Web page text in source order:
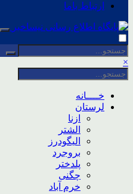
ارتباط باما
×
خــــانه
لرستان
ازنا
الشتر
الیگودرز
بروجرد
پلدختر
چگنی
خرم آباد